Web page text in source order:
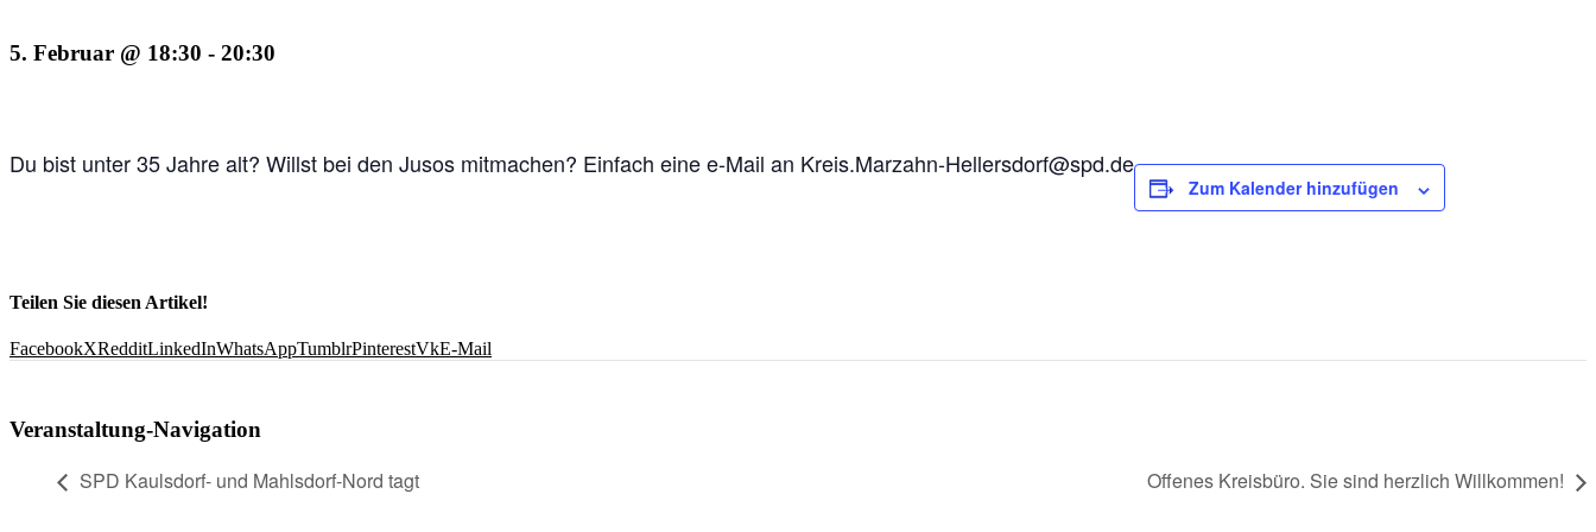
5. Februar @ 18:30 - 20:30
Du bist unter 35 Jahre alt? Willst bei den Jusos mitmachen? Einfach eine e-Mail an Kreis.Marzahn-Hellersdorf@spd.de
Zum Kalender hinzufügen
Teilen Sie diesen Artikel!
FacebookXRedditLinkedInWhatsAppTumblrPinterestVkE-Mail
Veranstaltung-Navigation
SPD Kaulsdorf- und Mahlsdorf-Nord tagt Offenes Kreisbüro. Sie sind herzlich Willkommen!